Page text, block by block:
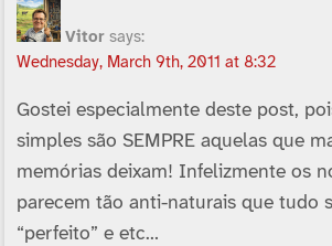
Vitor says:
Wednesday, March 9th, 2011 at 8:32
Gostei especialmente deste post,
simples são SEMPRE aquelas que
memórias deixam! Infelizmente os
parecem tão anti-naturais que tudo
“perfeito” e etc…